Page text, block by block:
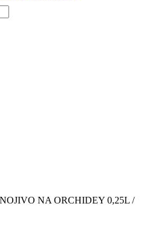
NA ORCHIDEY 0,25L /